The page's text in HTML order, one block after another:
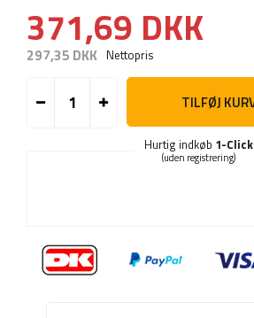
371,69 DKK
297,35 DKK Nettopris
TILFØJ
Hurtig indkøb 1-Click
(uden registrering)